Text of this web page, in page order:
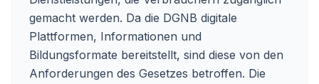
gemacht werden. Da die DGNB digitale
Plattformen, Informationen und
Bildungsformate bereitstellt, sind diese von den
Anforderungen des Gesetzes betroffen. Die